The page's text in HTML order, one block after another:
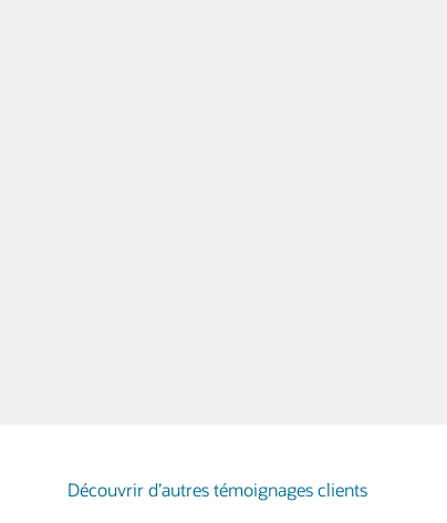
Découvrir d’autres témoignages clients